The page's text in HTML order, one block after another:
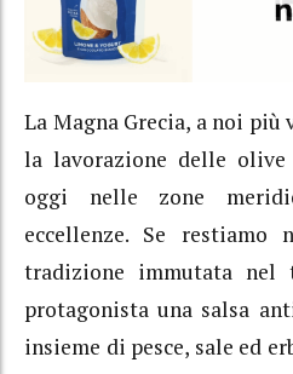
La Magna Grecia, a noi
la lavorazione delle olive
oggi nelle zone
eccellenze. Se restiamo
tradizione immutata nel
protagonista una salsa
insieme di pesce, sale ed